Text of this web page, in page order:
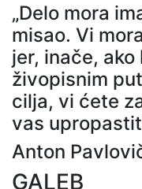
„Delo mora
misao. Vi
jer, inače,
živopisnim
cilja, vi ćete
vas
Anton
GALEB